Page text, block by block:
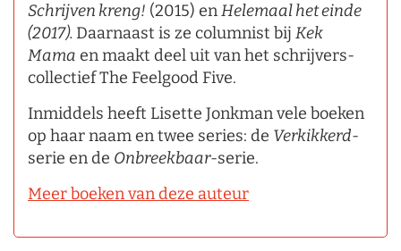
Schrijven kreng! (2015) enHelemaal het einde
(2017). Daarnaast is ze columnist bij Kek
Mama en maakt deel uit van het schrijvers-
collectief The Feelgood Five.
Inmiddels heeft Lisette Jonkman vele boeken
op haar naam en twee series: de Verkikkerd-
serie en de Onbreekbaar-serie.
Meer boeken van deze auteur